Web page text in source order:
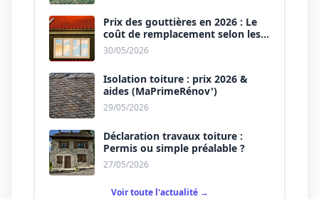
Prix des gouttières en 2026 : Le
coût de remplacement selon les
matériaux
30/05/2026
Isolation toiture : prix 2026 &
aides (MaPrimeRénov')
29/05/2026
Déclaration travaux toiture :
Permis ou simple préalable ?
27/05/2026
Voir toute l'actualité →